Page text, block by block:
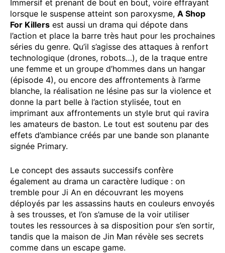
Immersif et prenant de bout en bout, voire effrayant
lorsque le suspense atteint son paroxysme, A Shop
For Killers est aussi un drama qui dépote dans
l’action et place la barre très haut pour les prochaines
séries du genre. Qu’il s’agisse des attaques à renfort
technologique (drones, robots…), de la traque entre
une femme et un groupe d’hommes dans un hangar
(épisode 4), ou encore des affrontements à l’arme
blanche, la réalisation ne lésine pas sur la violence et
donne la part belle à l’action stylisée, tout en
imprimant aux affrontements un style brut qui ravira
les amateurs de baston. Le tout est soutenu par des
effets d’ambiance créés par une bande son planante
signée Primary.
Le concept des assauts successifs confère
également au drama un caractère ludique : on
tremble pour Ji An en découvrant les moyens
déployés par les assassins hauts en couleurs envoyés
à ses trousses, et l’on s’amuse de la voir utiliser
toutes les ressources à sa disposition pour s’en sortir,
tandis que la maison de Jin Man révèle ses secrets
comme dans un escape game.